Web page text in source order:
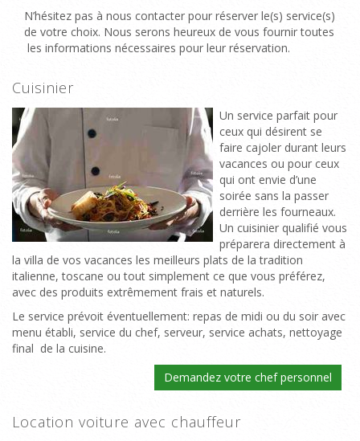
N’hésitez pas à nous contacter pour réserver le(s) service(s)
de votre choix. Nous serons heureux de vous fournir toutes
les informations nécessaires pour leur réservation.
Cuisinier
Un service parfait pour
ceux qui désirent se
faire cajoler durant leurs
vacances ou pour ceux
qui ont envie d’une
soirée sans la passer
derrière les fourneaux.
Un cuisinier qualifié vous
préparera directement à
la villa de vos vacances les meilleurs plats de la tradition
italienne, toscane ou tout simplement ce que vous préférez,
avec des produits extrêmement frais et naturels.
Le service prévoit éventuellement: repas de midi ou du soir avec
menu établi, service du chef, serveur, service achats, nettoyage
final de la cuisine.
Demandez votre chef personnel
Location voiture avec chauffeur